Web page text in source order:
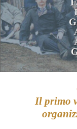
Il primo